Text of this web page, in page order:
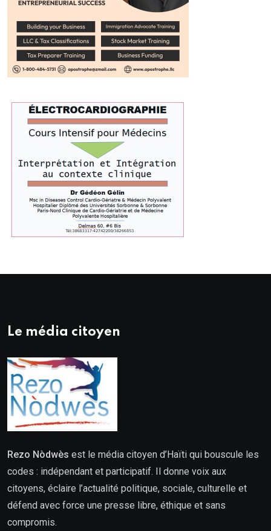
Le média citoyen
Rezo Nòdwès est le média citoyen d’Haïti qui bouscule les
codes : indépendant et participatif. Il donne voix aux
citoyens, éclaire l’actualité politique, sociale, culturelle et
défend avec force une presse libre, éthique et sans
compromis.